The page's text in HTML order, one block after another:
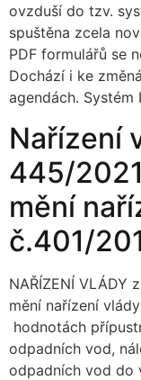
ovzduší do tzv.
spuštěna zcela
PDF formulářů se
Dochází i ke
agendách. Systém
Nařízení
445/
mění
č.401/
NAŘÍZENÍ VLÁDY
mění nařízení
hodnotách
odpadních vod,
odpadních vod do